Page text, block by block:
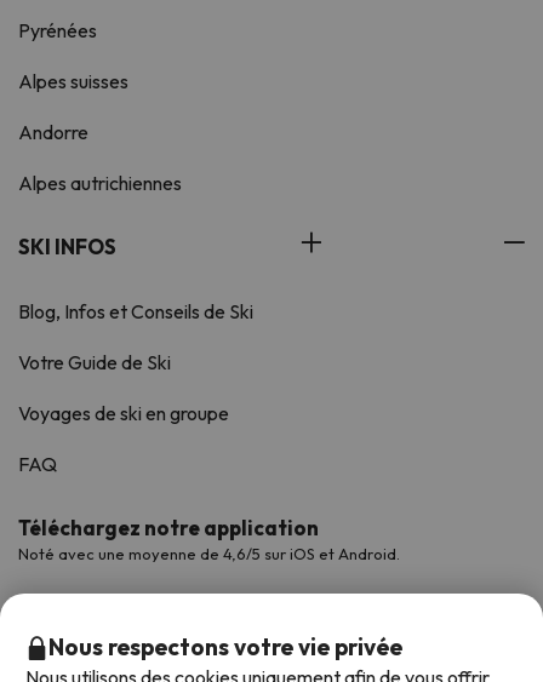
Pyrénées
Alpes suisses
Andorre
Alpes autrichiennes
SKI INFOS
Blog, Infos et Conseils de Ski
Votre Guide de Ski
Voyages de ski en groupe
FAQ
Téléchargez notre application
Noté avec une moyenne de 4,6/5 sur iOS et Android.
Nous respectons votre vie privée
Nous utilisons des cookies uniquement afin de vous offrir